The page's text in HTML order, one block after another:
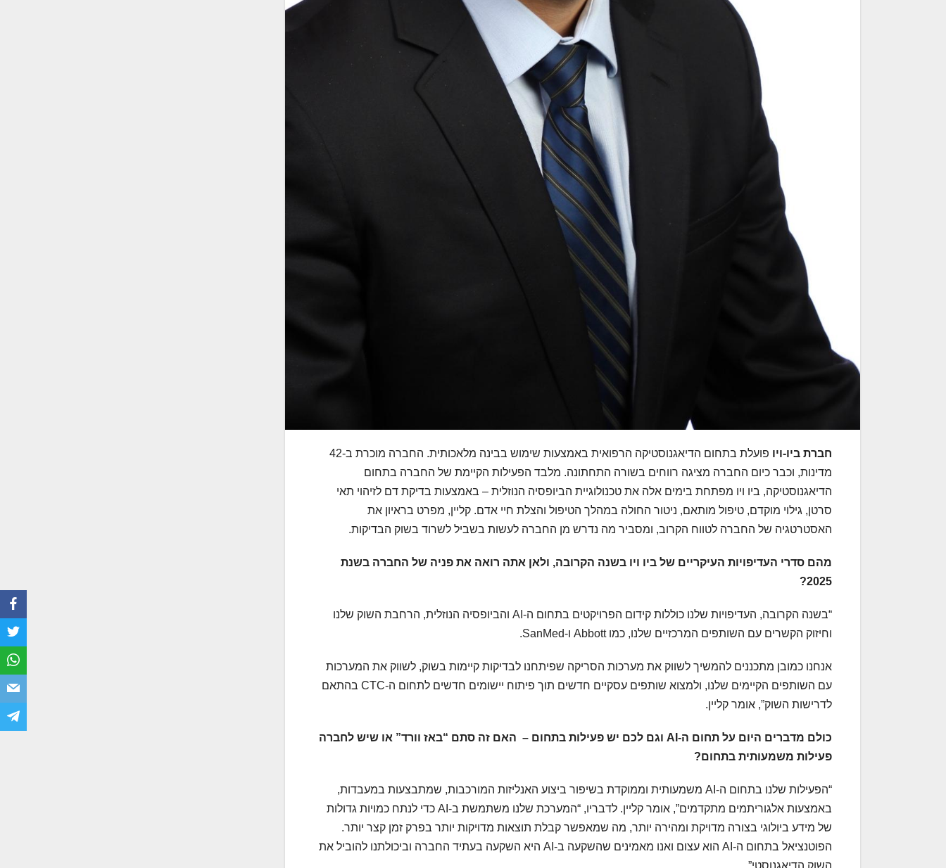
חברת ביו-ויו
פועלת בתחום הדיאגנוסטיקה הרפואית באמצעות שימוש בבינה מלאכותית. החברה מוכרת ב-42
מדינות, וכבר כיום החברה מציגה רווחים בשורה התחתונה. מלבד הפעילות הקיימת של החברה בתחום
הדיאגנוסטיקה, ביו ויו מפתחת בימים אלה את טכנולוגיית הביופסיה הנוזלית – באמצעות בדיקת דם לזיהוי תאי
סרטן, גילוי מוקדם, טיפול מותאם, ניטור החולה במהלך הטיפול והצלת חיי אדם. קליין, מפרט בראיון את
האסטרטגיה של החברה לטווח הקרוב, ומסביר מה נדרש מן החברה לעשות בשביל לשרוד בשוק הבדיקות.
מהם סדרי העדיפויות העיקריים של ביו ויו בשנה הקרובה, ולאן אתה רואה את פניה של החברה בשנת
2025?
“בשנה הקרובה, העדיפויות שלנו כוללות קידום הפרויקטים בתחום ה-AI והביופסיה הנוזלית, הרחבת השוק שלנו
וחיזוק הקשרים עם השותפים המרכזיים שלנו, כמו Abbott ו-SanMed.
אנחנו כמובן מתכננים להמשיך לשווק את מערכות הסריקה שפיתחנו לבדיקות קיימות בשוק, לשווק את המערכות
עם השותפים הקיימים שלנו, ולמצוא שותפים עסקיים חדשים תוך פיתוח יישומים חדשים לתחום ה-CTC בהתאם
לדרישות השוק”, אומר קליין.
כולם מדברים היום על תחום ה- AI וגם לכם יש פעילות בתחום – האם זה סתם “באז וורד” או שיש לחברה
פעילות משמעותית בתחום?
“הפעילות שלנו בתחום ה-AI משמעותית וממוקדת בשיפור ביצוע האנליזות המורכבות, שמתבצעות במעבדות,
באמצעות אלגוריתמים מתקדמים”, אומר קליין. לדבריו, “המערכת שלנו משתמשת ב-AI כדי לנתח כמויות גדולות
של מידע ביולוגי בצורה מדויקת ומהירה יותר, מה שמאפשר קבלת תוצאות מדויקות יותר בפרק זמן קצר יותר.
הפוטנציאל בתחום ה-AI הוא עצום ואנו מאמינים שהשקעה ב-AI היא השקעה בעתיד החברה וביכולתנו להוביל את